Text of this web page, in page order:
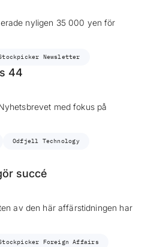
nyligen 35 000 yen för
Newsletter
44
med fokus på
Odfjell Technology
succé
av den här affärstidningen har
Foreign Affairs